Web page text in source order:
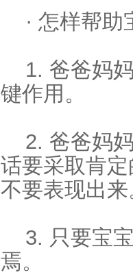
· 怎样帮
1. 爸爸妈
键作用。
2. 爸爸妈
话要采取肯
不要表现出来
3. 只要宝
焉。